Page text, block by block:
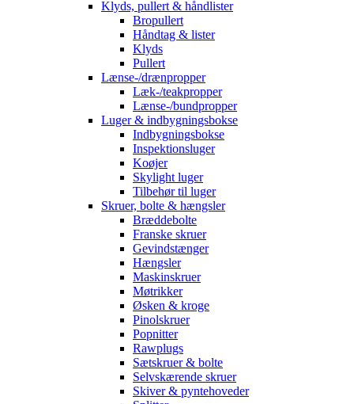
Klyds, pullert & håndlister
Bropullert
Håndtag & lister
Klyds
Pullert
Lænse-/drænpropper
Læk-/teakpropper
Lænse-/bundpropper
Luger & indbygningsbokse
Indbygningsbokse
Inspektionsluger
Koøjer
Skylight luger
Tilbehør til luger
Skruer, bolte & hængsler
Bræddebolte
Franske skruer
Gevindstænger
Hængsler
Maskinskruer
Møtrikker
Øsken & kroge
Pinolskruer
Popnitter
Rawplugs
Sætskruer & bolte
Selvskærende skruer
Skiver & pyntehoveder